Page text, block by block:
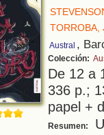
TORROBA,
Austral ,
Colección:
De 12 a
336 p.;
papel +
Resumen: